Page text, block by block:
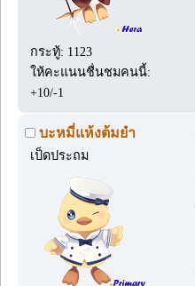
กระทู้: 1123
ให้คะแนนชื่นชมคนนี้:
+10/-1
บะหมี่แห้งต้มยำ
เป็ดประถม